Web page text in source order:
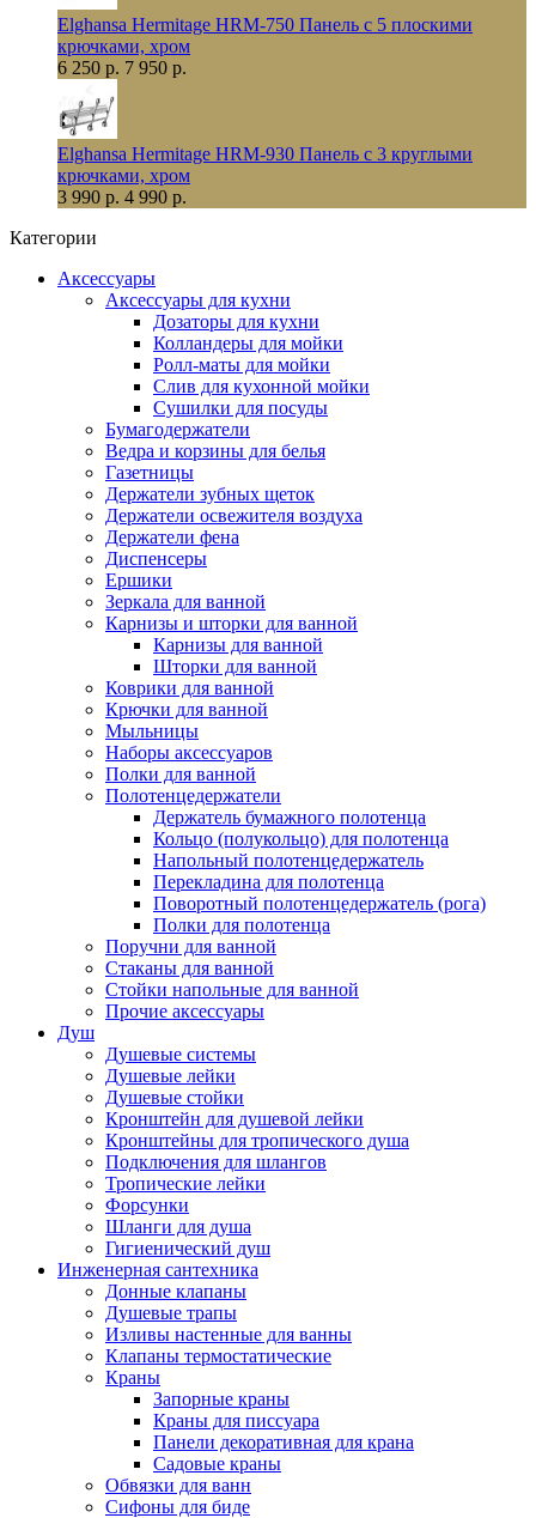
Elghansa Hermitage HRM-750 Панель с 5 плоскими
крючками, хром
6 250 р. 7 950 р.
Elghansa Hermitage HRM-930 Панель с 3 круглыми
крючками, хром
3 990 р. 4 990 р.
Категории
Аксессуары
Аксессуары для кухни
Дозаторы для кухни
Колландеры для мойки
Ролл-маты для мойки
Слив для кухонной мойки
Сушилки для посуды
Бумагодержатели
Ведра и корзины для белья
Газетницы
Держатели зубных щеток
Держатели освежителя воздуха
Держатели фена
Диспенсеры
Ершики
Зеркала для ванной
Карнизы и шторки для ванной
Карнизы для ванной
Шторки для ванной
Коврики для ванной
Крючки для ванной
Мыльницы
Наборы аксессуаров
Полки для ванной
Полотенцедержатели
Держатель бумажного полотенца
Кольцо (полукольцо) для полотенца
Напольный полотенцедержатель
Перекладина для полотенца
Поворотный полотенцедержатель (рога)
Полки для полотенца
Поручни для ванной
Стаканы для ванной
Стойки напольные для ванной
Прочие аксессуары
Душ
Душевые системы
Душевые лейки
Душевые стойки
Кронштейн для душевой лейки
Кронштейны для тропического душа
Подключения для шлангов
Тропические лейки
Форсунки
Шланги для душа
Гигиенический душ
Инженерная сантехника
Донные клапаны
Душевые трапы
Изливы настенные для ванны
Клапаны термостатические
Краны
Запорные краны
Краны для писсуара
Панели декоративная для крана
Садовые краны
Обвязки для ванн
Сифоны для биде